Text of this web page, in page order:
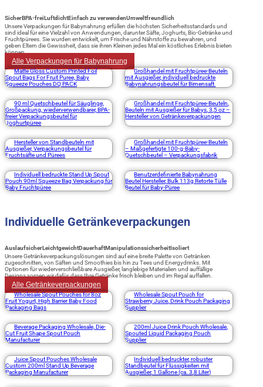
SicherBPA-freiLuftdichtEinfach zu verwendenUmweltfreundlich
Unsere Verpackungen für Babynahrung erfüllen die höchsten Sicherheitsstandards und
sind ideal für eine Vielzahl von Anwendungen, darunter Säfte, Joghurts, Bio-Getränke und
Fruchtpürees. Sie wurden entwickelt, um Frische und Nährstoffe zu bewahren, und
geben Eltern die Gewissheit, dass sie ihren Kleinen jedes Mal ein köstliches Erlebnis bieten
können.
Alle Verpackungen für Babynahrung
Matte Gloss Custom Printed Foil
Spout Bags For Fruit Puree, Baby
Squeeze Pouches DQ PACK
Großhandel mit Fruchtpüree-Beuteln
mit Ausgießer, individuell bedruckte
Babynahrungsbeutel für Birnensaft
90 ml Quetschbeutel für Säuglinge,
Großpackung, wiederverwendbarer, BPA-
freier Verpackungsbeutel für
Joghurtpüree
Großhandel mit Fruchtpüree-Beuteln,
Beuteln mit Ausgießer für Babys, 3,5 oz –
Hersteller von Getränkeverpackungen
Hersteller von Standbeuteln mit
Ausgießer, Verpackungsbeutel für
Fruchtsäfte und Pürees
Großhandel mit Fruchtpüree-Beuteln
– Maßgefertigte 100-g-Baby-
Quetschbeutel – Verpackungsfabrik
Individuell bedruckte Stand Up Spout
Pouch 90ml Squeeze Bag Verpackung für
Baby Fruchtpüree
Benutzerdefinierte Babynahrung
Beutel Hersteller, Bulk 113g Retorte Tülle
Beutel für Baby-Püree
Individuelle Getränkeverpackungen
AuslaufsicherLeichtgewichtDauerhaftManipulationssicherheitIsoliert
Unsere Getränkeverpackungslösungen sind auf eine breite Palette von Getränken
zugeschnitten, von Säften und Smoothies bis hin zu Tees und Energydrinks. Mit
Optionen für wiederverschließbare Ausgießer, langlebige Materialien und auffällige
Designs sorgen wir dafür, dass Ihre Getränke frisch bleiben und im Regal auffallen.
Alle Getränkeverpackungen
Wholesale Spout Pouches for 8oz
Fruit Yogurt, High Barrier Baby Food
Packaging Bags
Wholesale Spout Pouch for
Strawberry Juice, Drink Pouch Packaging
Supplier
Beverage Packaging Wholesale, Die-
Cut Fruit Shape Spout Pouch
Manufacturer
200ml Juice Drink Pouch Wholesale,
Spouted Liquid Packaging Pouch
Supplier
Juice Spout Pouches Wholesale
Custom 200ml Stand Up Beverage
Packaging Manufacturer
Individuell bedruckter, robuster
Standbeutel für Flüssigkeiten mit
Ausgießer, 1 Gallone (ca. 3,8 Liter)